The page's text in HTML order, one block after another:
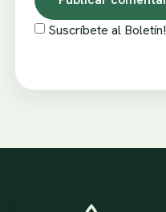
Suscríbete al Boletín!